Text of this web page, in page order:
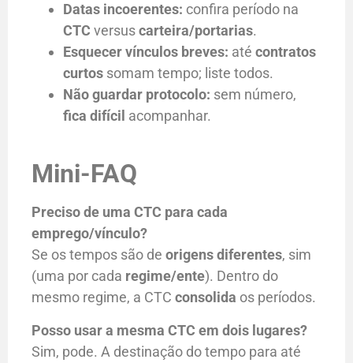
Datas incoerentes: confira período na
CTC versuscarteira/portarias.
Esquecer vínculos breves: até contratos
curtos somam tempo; liste todos.
Não guardar protocolo: sem número,
fica difícil acompanhar.
Mini-FAQ
Preciso de uma CTC para cada
emprego/vínculo?
Se os tempos são de origens diferentes, sim
(uma por cada regime/ente). Dentro do
mesmo regime, a CTC consolida os períodos.
Posso usar a mesma CTC em dois lugares?
Sim, pode. A destinação do tempo para até